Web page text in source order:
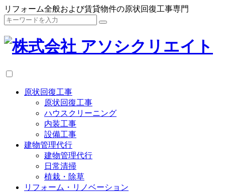
リフォーム全般および賃貸物件の原状回復工事専門
原状回復工事
原状回復工事
ハウスクリーニング
内装工事
設備工事
建物管理代行
建物管理代行
日常清掃
植栽・除草
リフォーム・リノベーション